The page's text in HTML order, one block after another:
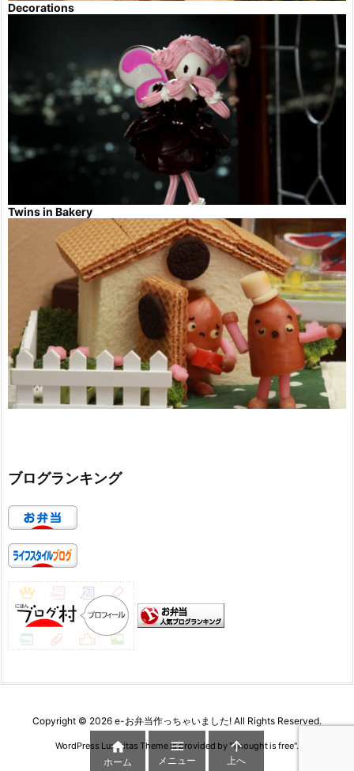
Decorations
Twins in Bakery
ブログランキング
Copyright © 2026 e-お弁当作っちゃいました! All Rights Reserved.
WordPress Luxeritas Theme is provided by "Thought is free".

ホーム

メニュー

上へ